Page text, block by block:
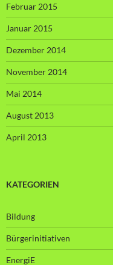
Februar 2015
Januar 2015
Dezember 2014
November 2014
Mai 2014
August 2013
April 2013
KATEGORIEN
Bildung
Bürgerinitiativen
EnergiE